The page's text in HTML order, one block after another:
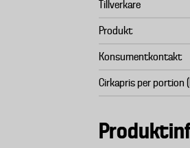
Tillverkare
Produkt
Konsumentkontakt
Cirkapris per portion